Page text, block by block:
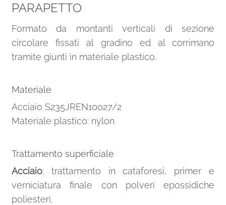
PARAPETTO
Formato da montanti verticali di sezione
circolare fissati al gradino ed al corrimano
tramite giunti in materiale plastico.
Materiale
Acciaio S235JREN10027/2
Materiale plastico: nylon
Trattamento superficiale
Acciaio: trattamento in cataforesi, primer e
verniciatura finale con polveri epossidiche
poliesteri.